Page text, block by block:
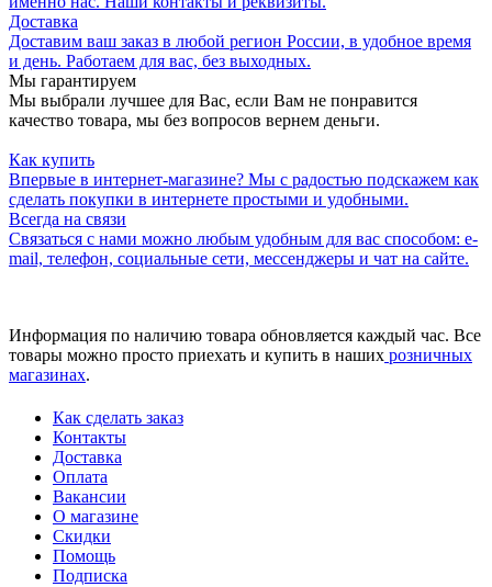
Доставка
Доставим ваш заказ в любой регион России, в удобное время
и день. Работаем для вас, без выходных.
Мы гарантируем
Мы выбрали лучшее для Вас, если Вам не понравится
качество товара, мы без вопросов вернем деньги.
Как купить
Впервые в интернет-магазине? Мы с радостью подскажем как
сделать покупки в интернете простыми и удобными.
Всегда на связи
Связаться с нами можно любым удобным для вас способом: e-
mail, телефон, социальные сети, мессенджеры и чат на сайте.
Информация по наличию товара обновляется каждый час. Все
товары можно просто приехать и купить в наших розничных
магазинах.
Как сделать заказ
Контакты
Доставка
Оплата
Вакансии
О магазине
Скидки
Помощь
Подписка